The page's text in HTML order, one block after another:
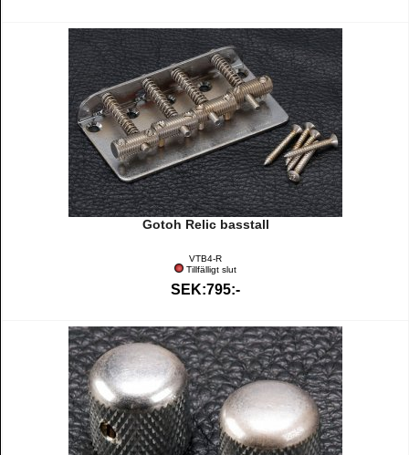
Gotoh Relic basstall
VTB4-R
Tillfälligt slut
SEK:795:-